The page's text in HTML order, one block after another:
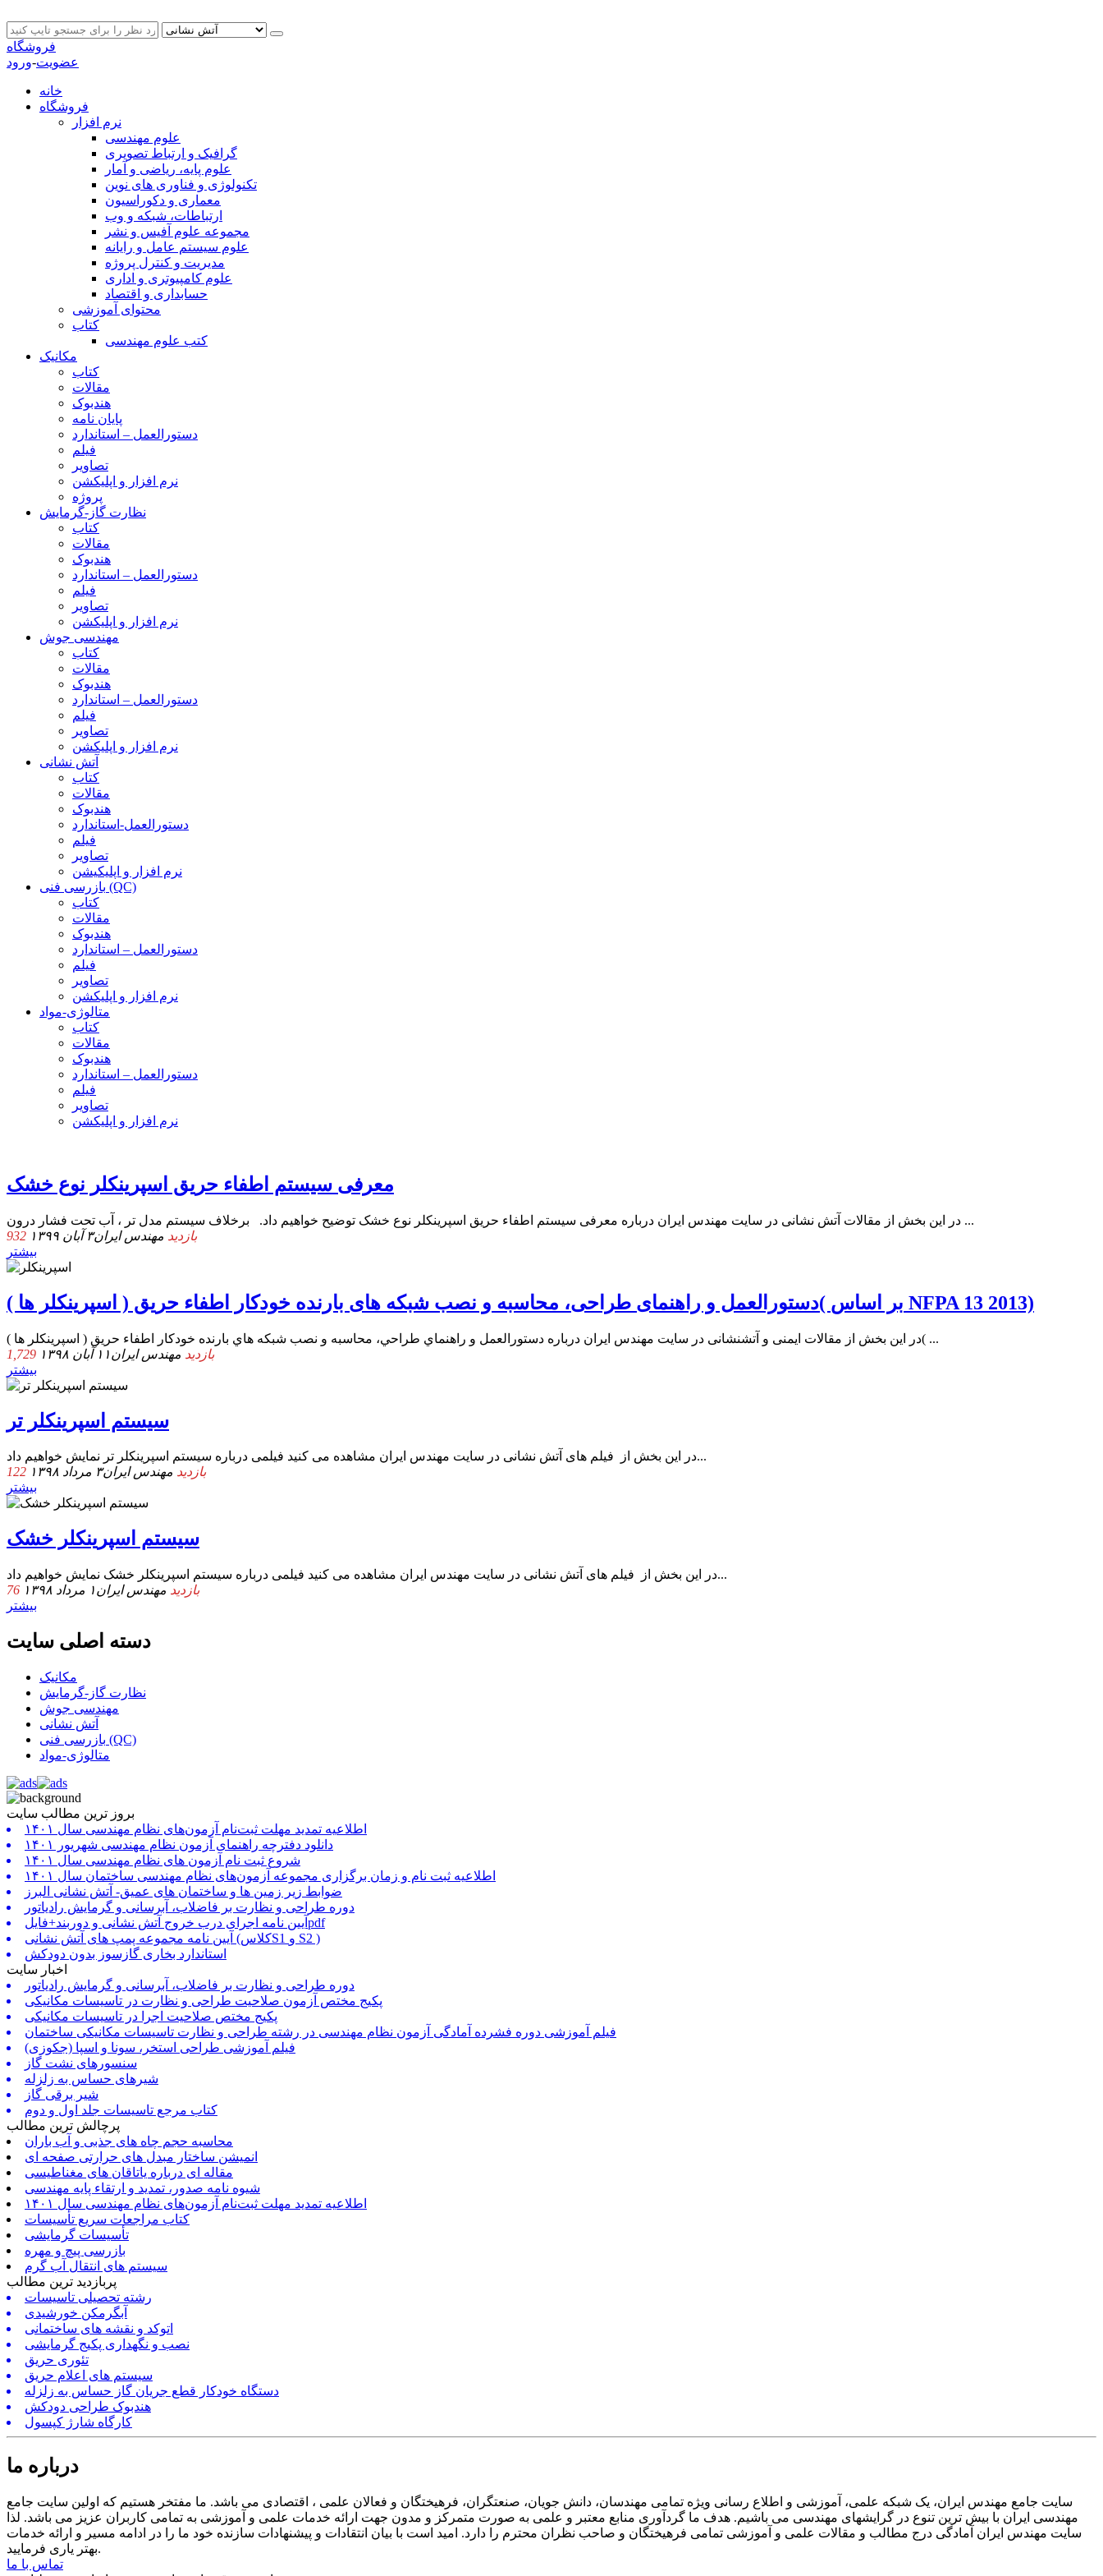
فروشگاه
عضویت-ورود
خانه
فروشگاه
نرم افزار
علوم مهندسی
گرافیک و ارتباط تصویری
علوم پایه، ریاضی و آمار
تکنولوژی و فناوری های نوین
معماری و دکوراسیون
ارتباطات، شبکه و وب
مجموعه علوم آفیس و نشر
علوم سیستم عامل و رایانه
مدیریت و کنترل پروژه
علوم کامپیوتری و اداری
حسابداری و اقتصاد
محتوای آموزشی
کتاب
کتب علوم مهندسی
مکانیک
کتاب
مقالات
هندبوک
پایان نامه
دستورالعمل – استاندارد
فیلم
تصاویر
نرم افزار و اپلیکشن
پروژه
نظارت گاز-گرمایش
کتاب
مقالات
هندبوک
دستورالعمل – استاندارد
فیلم
تصاویر
نرم افزار و اپلیکشن
مهندسی جوش
کتاب
مقالات
هندبوک
دستورالعمل – استاندارد
فیلم
تصاویر
نرم افزار و اپلیکشن
آتش نشانی
کتاب
مقالات
هندبوک
دستورالعمل-استاندارد
فیلم
تصاویر
نرم افزار و اپلیکیشن
بازرسی فنی (QC)
کتاب
مقالات
هندبوک
دستورالعمل – استاندارد
فیلم
تصاویر
نرم افزار و اپلیکشن
متالوژی-مواد
کتاب
مقالات
هندبوک
دستورالعمل – استاندارد
فیلم
تصاویر
نرم افزار و اپلیکشن
معرفی سیستم اطفاء حریق اسپرینکلر نوع خشک
در این بخش از مقالات آتش نشانی در سایت مهندس ایران درباره معرفی سیستم اطفاء حریق اسپرینکلر نوع خشک توضیح خواهیم داد. برخلاف سیستم مدل تر ، آب تحت فشار درون ...
932 بازدید مهندس ایران۳ آبان ۱۳۹۹
بیشتر
دستورالعمل و راهنمای طراحی، محاسبه و نصب شبکه های بارنده خودکار اطفاء حریق ( اسپرینکلر ها )( بر اساس NFPA 13 2013)
در این بخش از مقالات ایمنی و آتشنشانی در سایت مهندس ایران درباره دستورالعمل و راهنماي طراحي، محاسبه و نصب شبكه هاي بارنده خودكار اطفاء حريق ( اسپرينكلر ها )( ...
1,729 بازدید مهندس ایران۱۱ آبان ۱۳۹۸
بیشتر
سیستم اسپرینکلر تر
در این بخش از فیلم های آتش نشانی در سایت مهندس ایران مشاهده می کنید فیلمی درباره سیستم اسپرینکلر تر نمایش خواهیم داد...
122 بازدید مهندس ایران۳ مرداد ۱۳۹۸
بیشتر
سیستم اسپرینکلر خشک
در این بخش از فیلم های آتش نشانی در سایت مهندس ایران مشاهده می کنید فیلمی درباره سیستم اسپرینکلر خشک نمایش خواهیم داد...
76 بازدید مهندس ایران۱ مرداد ۱۳۹۸
بیشتر
دسته اصلی سایت
مکانیک
نظارت گاز-گرمایش
مهندسی جوش
آتش نشانی
بازرسی فنی (QC)
متالوژی-مواد
بروز ترین مطالب سایت
اطلاعیه تمدید مهلت ثبت‌نام آزمون‌های نظام مهندسی سال ۱۴۰۱
دانلود دفترچه راهنمای آزمون نظام مهندسی شهریور ۱۴۰۱
شروع ثبت نام آزمون های نظام مهندسی سال ۱۴۰۱
اطلاعیه ثبت نام و زمان برگزاری مجموعه آزمون‌های نظام مهندسی ساختمان سال ۱۴۰۱
ضوابط زیر زمین ها و ساختمان های عمیق- آتش نشانی البرز
دوره طراحی و نظارت بر فاضلاب، آبرسانی و گرمایش رادیاتور
آیین نامه اجرای درب خروج آتش نشانی و دوربند+فایلpdf
آیین نامه مجموعه پمپ های آتش نشانی (کلاسS1 و S2 )
استاندارد بخاری گازسوز بدون دودکش
اخبار سایت
دوره طراحی و نظارت بر فاضلاب، آبرسانی و گرمایش رادیاتور
پکیج مختص آزمون صلاحیت طراحی و نظارت در تاسیسات مکانیکی
پکیج مختص صلاحیت اجرا در تاسیسات مکانیکی
فیلم آموزشی دوره فشرده آمادگی آزمون نظام مهندسی در رشته طراحی و نظارت تاسیسات مکانیکی ساختمان
فیلم آموزشی طراحی استخر، سونا و اسپا (جکوزی)
سنسورهای نشت گاز
شیرهای حساس به زلزله
شیر برقی گاز
کتاب مرجع تاسیسات جلد اول و دوم
پرچالش ترین مطالب
محاسبه حجم چاه های جذبی و آب باران
انمیشن ساختار مبدل های حرارتی صفحه ای
مقاله ای درباره یاتاقان های مغناطیسی
شیوه نامه صدور، تمدید و ارتقاء پایه مهندسی
اطلاعیه تمدید مهلت ثبت‌نام آزمون‌های نظام مهندسی سال ۱۴۰۱
کتاب مراجعات سریع تأسیسات
تأسیسات گرمایشی
بازرسی پیچ و مهره
سیستم های انتقال آب گرم
پربازدید ترین مطالب
رشته تحصیلی تاسیسات
آبگرمکن خورشیدی
اتوکد و نقشه های ساختمانی
نصب و نگهداری پکیج گرمایشی
تئوری حریق
سیستم های اعلام حریق
دستگاه خودکار قطع جریان گاز حساس به زلزله
هندبوک طراحی دودکش
کارگاه شارژ کپسول
درباره ما
سایت جامع مهندس ایران، یک شبکه علمی، آموزشی و اطلاع رسانی ویژه تمامی مهندسان، دانش جویان، صنعتگران، فرهیختگان و فعالان علمی ، اقتصادی می باشد. ما مفتخر هستیم که اولین سایت جامع
مهندسی ایران با بیش ترین تنوع در گرایشهای مهندسی می باشیم. هدف ما گردآوری منابع معتبر و علمی به صورت متمرکز و مدون جهت ارائه خدمات علمی و آموزشی به تمامی کاربران عزیز می باشد. لذا
سایت مهندس ایران آمادگی درج مطالب و مقالات علمی و آموزشی تمامی فرهیختگان و صاحب نظران محترم را دارد. امید است با بیان انتقادات و پیشنهادات سازنده خود ما را در ادامه مسیر و ارائه خدمات
بهتر یاری فرمایید.
تماس با ما